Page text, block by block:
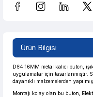
Güvenilir Alışveriş 41,71 TL
Ürün Bilgisi
D64 16MM metal kalıcı buton,
uygulamalar için tasarlanmıştır.
dayanıklı malzemelerden
Montajı kolay olan bu buton,